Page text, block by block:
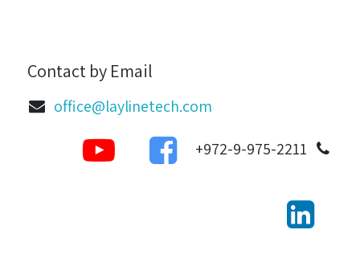
Contact by Email
office@laylinetech.com
972-9-975-2211+